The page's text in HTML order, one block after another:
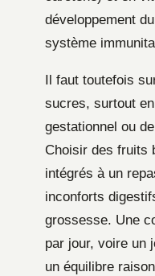
développement
système
Il faut toutefois
sucres, surtout
gestationnel ou
Choisir des fruits
intégrés à un
inconforts
grossesse. Une
par jour, voire un
un équilibre